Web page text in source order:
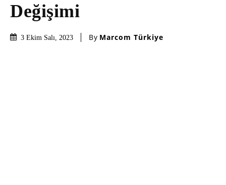
Değişimi
3 Ekim Salı, 2023 By Marcom Türkiye